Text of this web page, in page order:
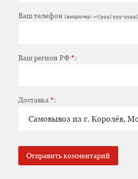
Ваш телефон (например: +7(999) 999-9999)
Ваш регион РФ*:
Доставка *: